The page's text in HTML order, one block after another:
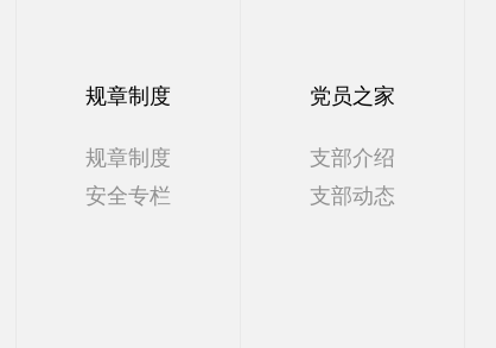
规章制度
规章制度
安全专栏
党员之家
支部介绍
支部动态